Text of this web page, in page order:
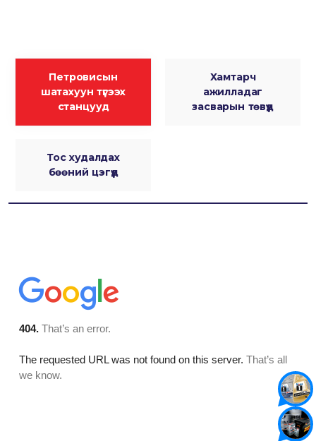
Петровисын
шатахуун түгээх
станцууд
Хамтарч
ажилладаг
засварын төвүүд
Тос худалдах
бөөний цэгүүд